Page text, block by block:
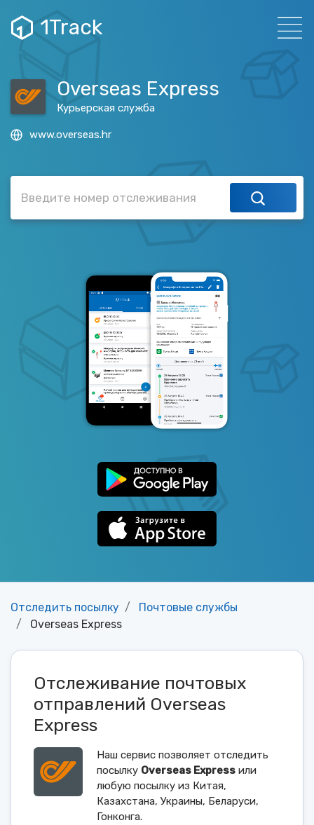
1Track
Overseas Express
Курьерская служба
www.overseas.hr
Отследить посылку
Почтовые службы
Overseas Express
Отслеживание почтовых
отправлений Overseas
Express
Наш сервис позволяет отследить
посылку Overseas Express или
любую посылку из Китая,
Казахстана, Украины, Беларуси,
Гонконга.